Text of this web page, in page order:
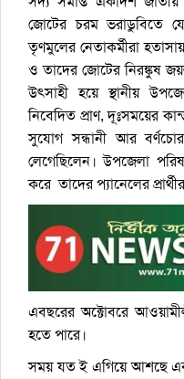
জোটের চরম ভরাডুবিতে
তৃণমুলের নেতাকর্মীরা
ও তাদের জোটের নিরঙ্কুষ
উৎসাহী হয়ে স্থানীয়
নিবেদিত প্রাণ, দূঃসময়ের
সুযোগ সন্ধানী আর
লেগেছিলেন। উপজেলা
করে তাদের প্যানেলের
এবছরের অক্টোবরে
হতে পারে।
সময় যত ই এগিয়ে আশছে